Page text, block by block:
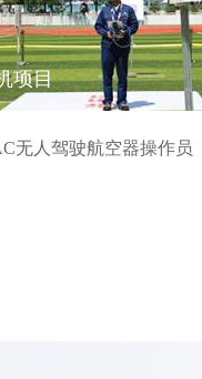
项目
无人驾驶航空器操作员